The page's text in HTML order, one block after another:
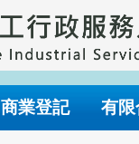
商業登記 有限